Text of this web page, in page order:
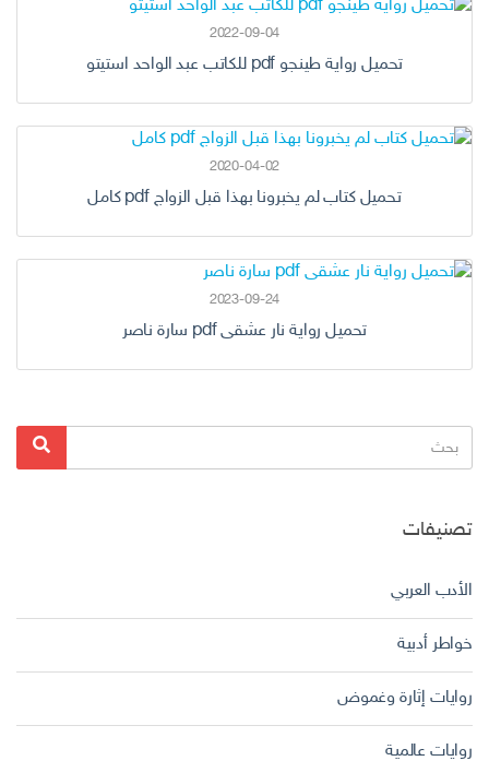
2022-09-04
تحميل رواية طينجو pdf للكاتب عبد الواحد استيتو
2020-04-02
تحميل كتاب لم يخبرونا بهذا قبل الزواج pdf كامل
2023-09-24
تحميل رواية نار عشقى pdf سارة ناصر
البحث
عن:
بحث
تصنيفات
الأدب العربي
خواطر أدبية
روايات إثارة وغموض
روايات عالمية